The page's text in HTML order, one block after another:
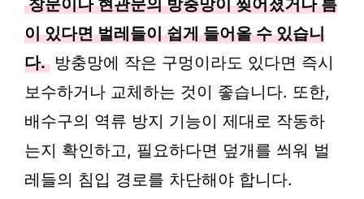
창문이나 현관문의 방충망이 찢어졌거나 틈
이 있다면 벌레들이 쉽게 들어올 수 있습니
다. 방충망에 작은 구멍이라도 있다면 즉시
보수하거나 교체하는 것이 좋습니다. 또한,
배수구의 역류 방지 기능이 제대로 작동하
는지 확인하고, 필요하다면 덮개를 씌워 벌
레들의 침입 경로를 차단해야 합니다.